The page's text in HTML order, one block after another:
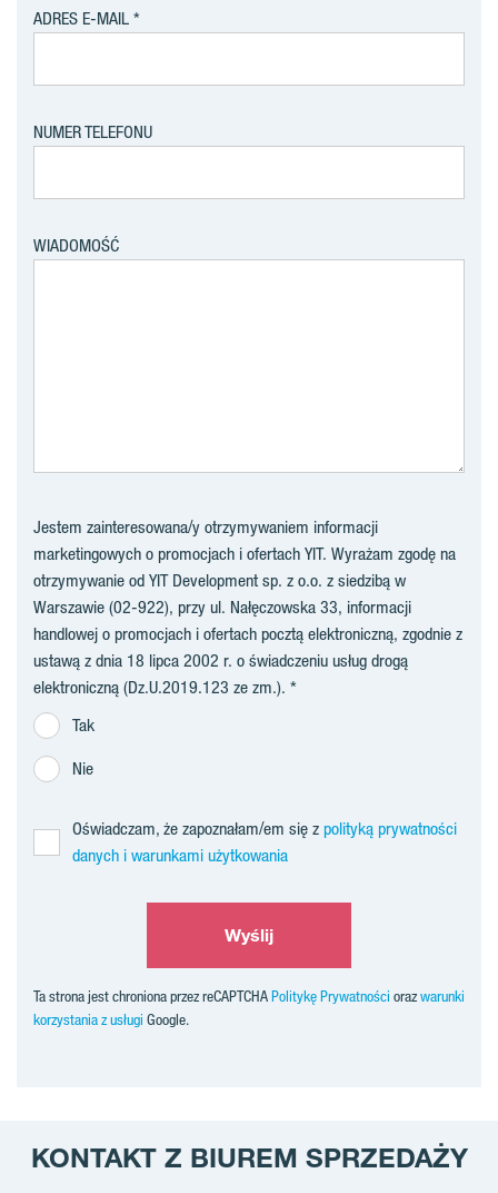
ADRES E-MAIL
NUMER TELEFONU
WIADOMOŚĆ
Jestem zainteresowana/y otrzymywaniem informacji
marketingowych o promocjach i ofertach YIT. Wyrażam zgodę na
otrzymywanie od YIT Development sp. z o.o. z siedzibą w
Warszawie (02-922), przy ul. Nałęczowska 33, informacji
handlowej o promocjach i ofertach pocztą elektroniczną, zgodnie z
ustawą z dnia 18 lipca 2002 r. o świadczeniu usług drogą
elektroniczną (Dz.U.2019.123 ze zm.).
Tak
Nie
Oświadczam, że zapoznałam/em się z polityką prywatności
danych i warunkami użytkowania
Wyślij
Ta strona jest chroniona przez reCAPTCHAPolitykę Prywatności orazwarunki
korzystania z usługi Google.
KONTAKT Z BIUREM SPRZEDAŻY